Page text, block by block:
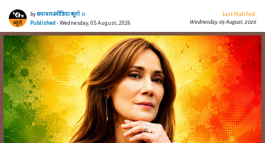
byसमाचार4मीडिया ब्यूरो ।।
Published- Wednesday, 05 August, 2026
Last Modified:
Wednesday, 05 August, 2026